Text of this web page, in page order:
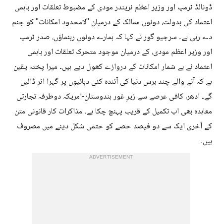
ڈونالڈ ٹرمپ اور وزیر اعظم نریندر مودی کے مضبوط تعلقات اور باہمی
اعتماد کی بدولت، دونوں ممالک کے درمیان "لامحدود امکانات" کو جنم
دے رہی ہے۔ سرجیو گور نے کہا کہ ہمارے دونوں رہنماؤں، صدر ٹرمپ
اور وزیر اعظم مودی، کے درمیان موجود متحرک تعلقات اور باہمی
اعتماد نے بے شمار امکانات کے دروازے کھول دیے ہیں۔ میرا پختہ یقین
ہے کہ آنے والے چند برس دنیا کی آئندہ کئی دہائیوں پر گہرا اثر ڈالیں
گے۔ ادھر، کافی عرصے سے زیرِ غور ہندوستان-امریکہ دوطرفہ تجارتی
معاہدہ بھی اب تکمیل کے قریب پہنچ چکا ہے۔ مذاکرات کار قانونی متن
کے آخری ایک سے دو فیصد حصے کو حتمی شکل دینے میں مصروف
ہیں۔
ADVERTISEMENT